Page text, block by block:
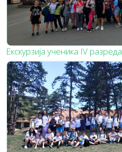
Екскурзија ученика IV разреда